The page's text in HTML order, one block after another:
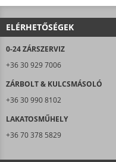
ELÉRHETŐSÉGEK
0-24 ZÁRSZERVIZ
+36 30 929 7006
ZÁRBOLT & KULCSMÁSOLÓ
+36 30 990 8102
LAKATOSMŰHELY
+36 70 378 5829